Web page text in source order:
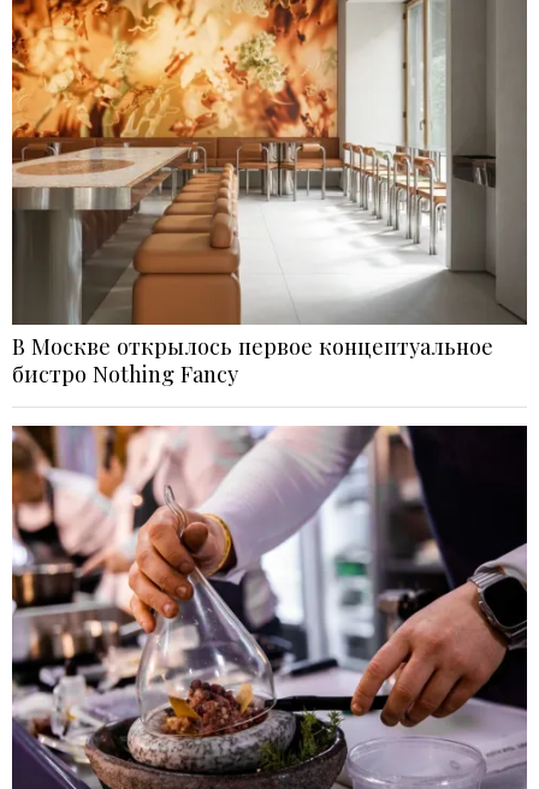
В Москве открылось первое концептуальное
бистро Nothing Fancy